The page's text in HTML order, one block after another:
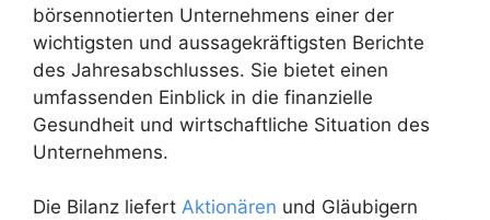
börsennotierten Unternehmens einer der
wichtigsten und aussagekräftigsten Berichte
des Jahresabschlusses. Sie bietet einen
umfassenden Einblick in die finanzielle
Gesundheit und wirtschaftliche Situation des
Unternehmens.
Die Bilanz liefert Aktionären und Gläubigern